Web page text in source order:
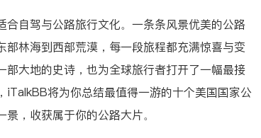
合自驾与公路旅行文化。一条条风景优美的公路
部林海到西部荒漠，每一段旅程都充满惊喜与变
部大地的史诗，也为全球旅行者打开了一幅最接
iTalkBB将为你总结最值得一游的十个美国国家公
，收获属于你的公路大片。